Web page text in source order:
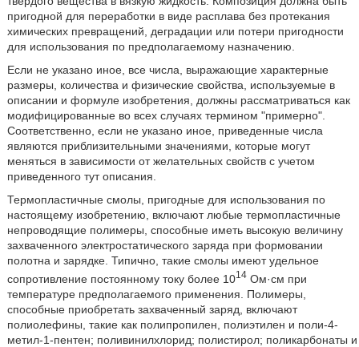
пригодной для переработки в виде расплава без протекания
химических превращений, деградации или потери пригодности
для использования по предполагаемому назначению.
Если не указано иное, все числа, выражающие характерные
размеры, количества и физические свойства, используемые в
описании и формуле изобретения, должны рассматриваться как
модифицированные во всех случаях термином "примерно".
Соответственно, если не указано иное, приведенные числа
являются приблизительными значениями, которые могут
меняться в зависимости от желательных свойств с учетом
приведенного тут описания.
Термопластичные смолы, пригодные для использования по
настоящему изобретению, включают любые термопластичные
непроводящие полимеры, способные иметь высокую величину
захваченного электростатического заряда при формовании
полотна и зарядке. Типично, такие смолы имеют удельное
сопротивление постоянному току более 1014Ом·см при
температуре предполагаемого применения. Полимеры,
способные приобретать захваченный заряд, включают
полиолефины, такие как полипропилен, полиэтилен и поли-4-
метил-1-пентен; поливинилхлорид; полистирол; поликарбонаты и